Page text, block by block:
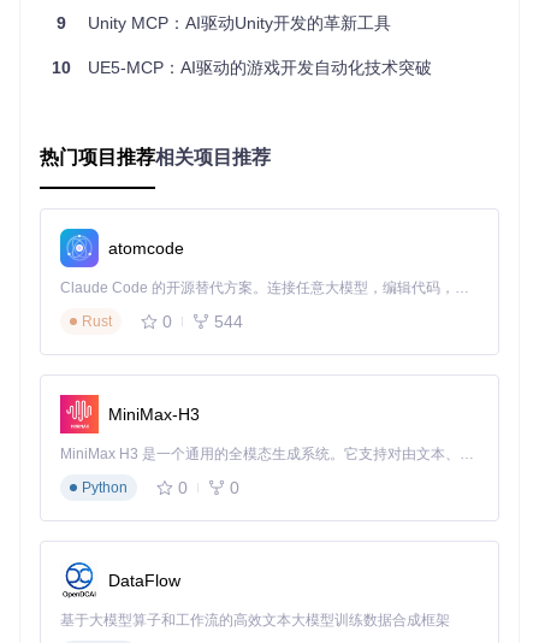
动化创建与编辑。当需要生成技术报告时，只需下达自然语言
跨应用数据整合
Windows-MCP突破传统应用边界，实现不同软件间的数据无
缝流转。例如在市场分析场景中，系统可同时控制浏览器获取
实时信息处理
系统具备主动信息检索与处理能力，能够根据用户需求自动完
成网络查询、数据提取和结果整理。在需要获取特定地区天气
图3：AI助手自动查询特定地区天气信息并返回结构化结果
9 Unity MCP：AI驱动Unity开发的革新工具
10 UE5-MCP：AI驱动的游戏开发自动化技术突破
热门项目推荐相关项目推荐
atomcode
Claude Code 的开源替代方案。连接任意大模型，编辑代码，运行命令，自动验证 — 全自动执行。用 Rust 构建，极致性能。 ｜ An open-source alternative to Claude Code. Connect any LLM, edit code, run commands, and verify changes — autonomously. Built in Rust for speed. Get Started
Rust
0 544
MiniMax-H3
MiniMax H3 是一个通用的全模态生成系统。它支持对由文本、图像、视频和音频组成的多模态上下文进行统一理解，并能生成分辨率高达 2K、时长可达 15 秒的带原生立体声音频的视频。得益于面向任务泛化的系统设计，H3 在预训练阶段就已具备广泛的多模态上下文理解与生成能力，能够出色地执行复杂的多模态指令。
Python
0 0
DataFlow
基于大模型算子和工作流的高效文本大模型训练数据合成框架